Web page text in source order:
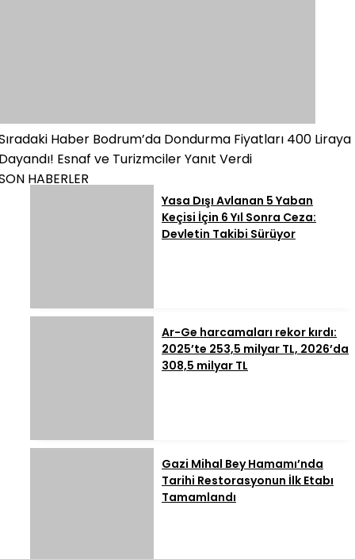
Haber Bodrum’da Dondurma Fiyatları 400 Liraya
Esnaf ve Turizmciler Yanıt Verdi
HABERLER
Yasa Dışı Avlanan 5 Yaban
Keçisi İçin 6 Yıl Sonra Ceza:
Devletin Takibi Sürüyor
Ar-Ge harcamaları rekor kırdı:
2025’te 253,5 milyar TL, 2026’da
308,5 milyar TL
Gazi Mihal Bey Hamamı’nda
Tarihi Restorasyonun İlk Etabı
Tamamlandı